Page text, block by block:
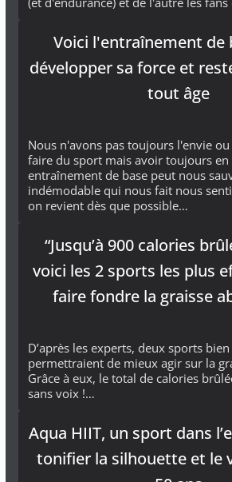
Voici l'entraînement de
développer sa force et
tout âge
Nous n'avons pas toujours l'envie
faire du sport mais avoir toujours en
entraînement de base peut nous
indémodable qui nous fait nous
on revient dès que possible…
“Jusqu’à 900 calories
voici les 2 sports les plus
faire fondre la graisse
D’après les experts, deux sports
permettraient de mieux agir sur la
Grâce à eux, le total de calories
sans voix !…
Aqua HIIT, un sport dans
tonifier la silhouette et le